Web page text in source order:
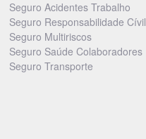
Seguro Acidentes Trabalho
Seguro Responsabilidade Cívil
Seguro Multiriscos
Seguro Saúde Colaboradores
Seguro Transporte